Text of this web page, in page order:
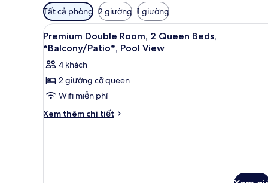
Bộ
lọc
có
thể
dùng
để
lọc
tìm
phòng
Tất cả phòng 2 giường 1 giường
Xem
tất
cả
ảnh
Premium
Double
Room,
Bộ đồ giường cao cấp, chăn
9
Premium Double Room, 2 Queen Beds,
*Balcony/Patio*, Pool View
4 khách
2 giường cỡ queen
Wifi miễn phí
Xem thêm chi tiết
Chi